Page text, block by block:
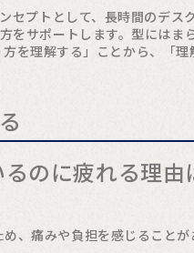
セプトとして、長時間のデス
をサポートします。型にはま
方を理解する」ことから、「
のに疲れる理由
、痛みや負担を感じることが